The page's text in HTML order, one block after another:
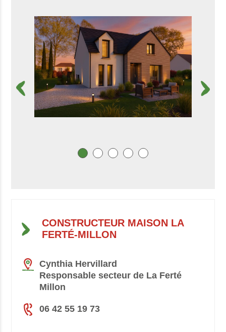
CONSTRUCTEUR MAISON LA
FERTÉ-MILLON
Cynthia Hervillard
Responsable secteur de La Ferté
Millon
06 42 55 19 73